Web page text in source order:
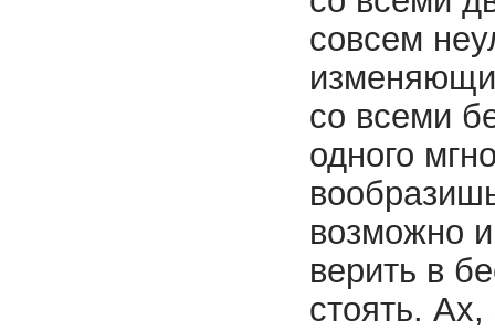
совсем
со всеми
одного
возможно
верить в
стоять.